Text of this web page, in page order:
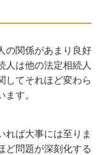
の関係があまり良好
人は他の法定相続人
してそれほど変わら
す。
れば大事には至りま
ど問題が深刻化する